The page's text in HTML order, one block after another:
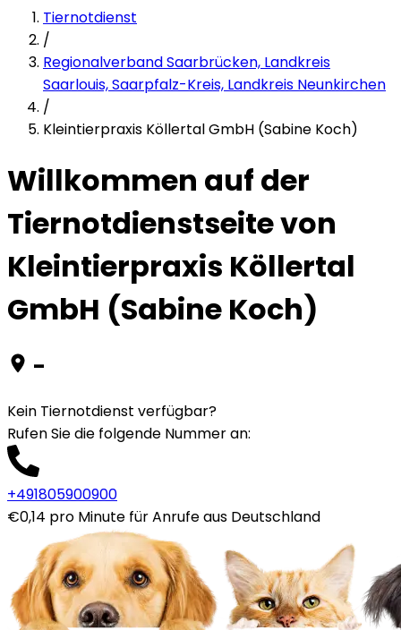
Tiernotdienst
/
Regionalverband Saarbrücken, Landkreis
Saarlouis, Saarpfalz-Kreis, Landkreis Neunkirchen
/
Kleintierpraxis Köllertal GmbH (Sabine Koch)
Willkommen auf der
Tiernotdienstseite von
Kleintierpraxis Köllertal
GmbH (Sabine Koch)
-
Kein Tiernotdienst verfügbar?
Rufen Sie die folgende Nummer an:
+491805900900
€0,14 pro Minute für Anrufe aus Deutschland